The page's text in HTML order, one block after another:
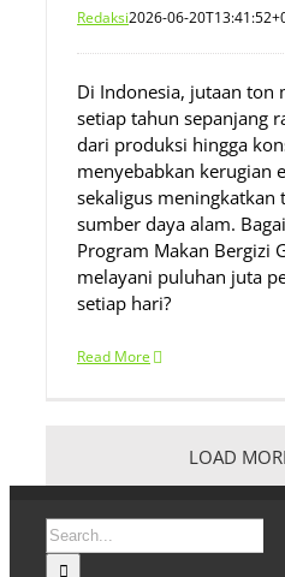
Redaksi2026-06-
Di Indonesia, jutaan ton
setiap tahun sepanjang
dari produksi hingga
menyebabkan kerugian
sekaligus meningkatkan
sumber daya alam.
Program Makan Bergizi
melayani puluhan juta
setiap hari?
Read More
LOAD
Search
for: